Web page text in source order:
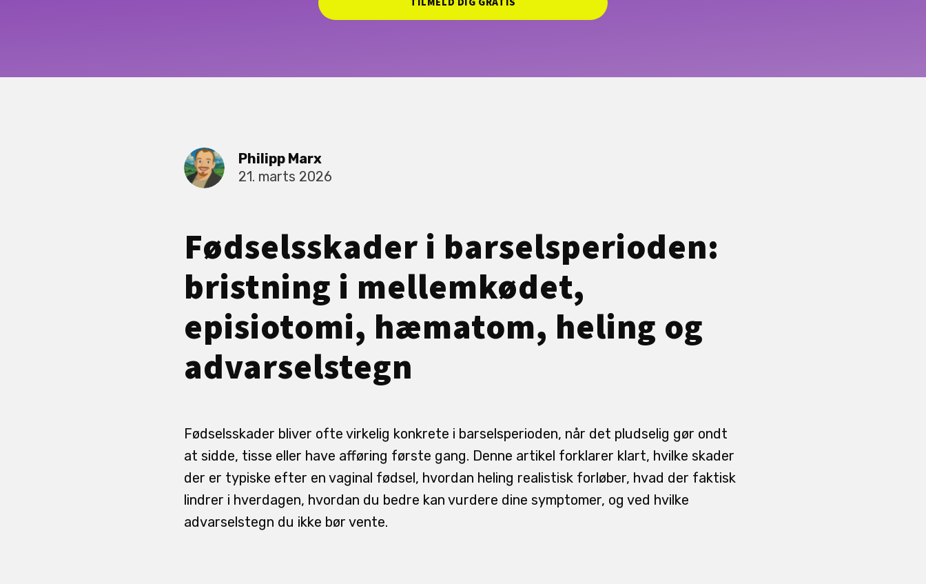
Philipp Marx
21. marts 2026
Fødselsskader i barselsperioden:
bristning i mellemkødet,
episiotomi, hæmatom, heling og
advarselstegn
Fødselsskader bliver ofte virkelig konkrete i barselsperioden, når det pludselig gør ondt
at sidde, tisse eller have afføring første gang. Denne artikel forklarer klart, hvilke skader
der er typiske efter en vaginal fødsel, hvordan heling realistisk forløber, hvad der faktisk
lindrer i hverdagen, hvordan du bedre kan vurdere dine symptomer, og ved hvilke
advarselstegn du ikke bør vente.